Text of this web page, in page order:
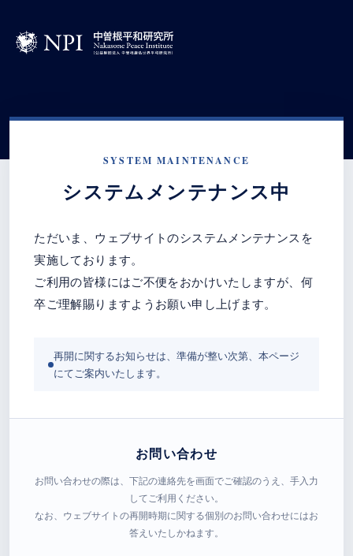
SYSTEM MAINTENANCE
システムメンテナンス中
ただいま、ウェブサイトのシステムメンテナンスを
実施しております。
ご利用の皆様にはご不便をおかけいたしますが、何
卒ご理解賜りますようお願い申し上げます。
再開に関するお知らせは、準備が整い次第、本ページ
にてご案内いたします。
お問い合わせ
お問い合わせの際は、下記の連絡先を画面でご確認のうえ、手入力
してご利用ください。
なお、ウェブサイトの再開時期に関する個別のお問い合わせにはお
答えいたしかねます。